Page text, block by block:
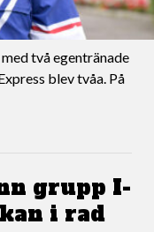
två egentränade
blev tvåa. På
grupp I-
i rad